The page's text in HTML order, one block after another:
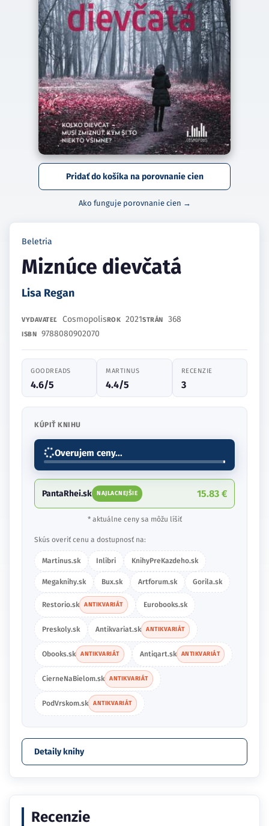
Pridať do košíka na porovnanie cien
Ako funguje porovnanie cien →
Beletria
Miznúce dievčatá
Lisa Regan
VYDAVATEĽ CosmopolisROK 2021STRÁN 368
ISBN 9788080902070
GOODREADS
4.6/5
MARTINUS
4.4/5
RECENZIE
3
KÚPIŤ KNIHU
Overujem ceny...
PantaRhei.sk NAJLACNEJŠIE 15.83 €
* aktuálne ceny sa môžu líšiť
Skús overiť cenu a dostupnosť na:
Martinus.sk Inlibri KnihyPreKazdeho.sk
Megaknihy.sk Bux.sk Artforum.sk Gorila.sk
Restorio.sk ANTIKVARIÁT Eurobooks.sk
Preskoly.sk Antikvariat.sk ANTIKVARIÁT
Obooks.sk ANTIKVARIÁT Antiqart.sk ANTIKVARIÁT
CierneNaBielom.sk ANTIKVARIÁT
PodVrskom.sk ANTIKVARIÁT
Detaily knihy
Recenzie